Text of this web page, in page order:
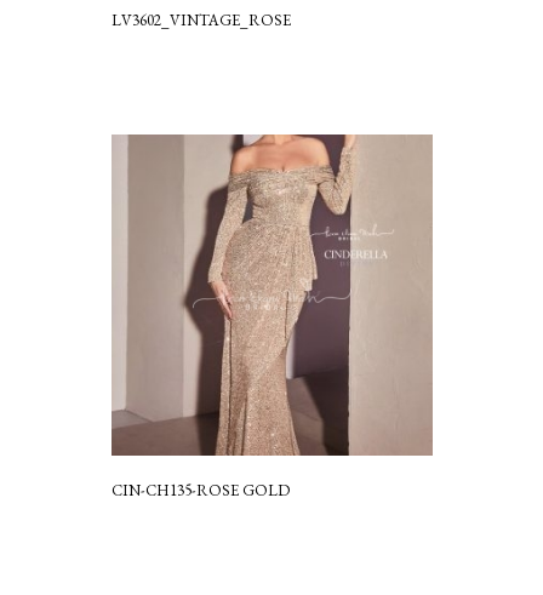
LV3602_VINTAGE_ROSE
CIN-CH135-ROSE GOLD